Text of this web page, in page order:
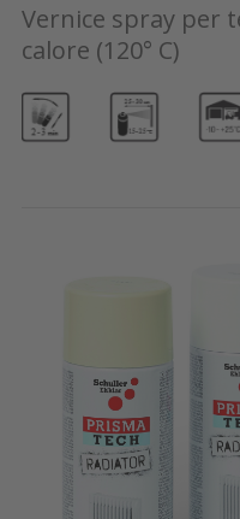
Vernice spray per
calore (120° C)